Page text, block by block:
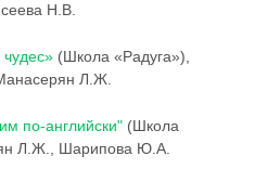
Н.В.
(Школа «Радуга»),
Л.Ж.
по-английски" (Школа
Л.Ж., Шарипова Ю.А.